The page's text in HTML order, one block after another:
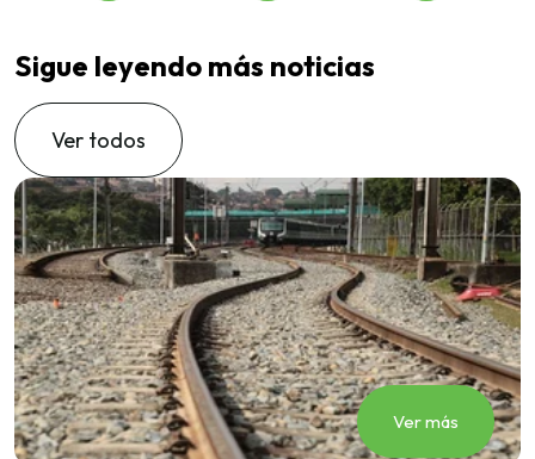
Sigue leyendo más noticias
Ver todos
Ver más